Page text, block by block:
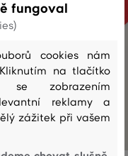
fungoval
cookies nám
na tlačítko
se zobrazením
reklamy a
zážitek při vašem